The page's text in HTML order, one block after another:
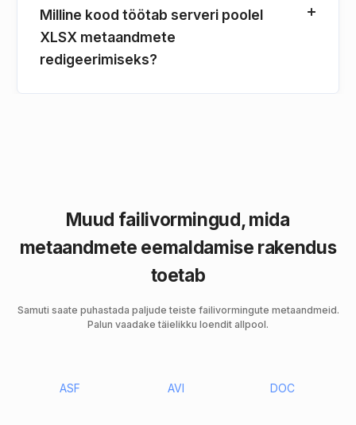
Milline kood töötab serveri poolel
XLSX metaandmete
redigeerimiseks?
Muud failivormingud, mida
metaandmete eemaldamise rakendus
toetab
Samuti saate puhastada paljude teiste failivormingute metaandmeid.
Palun vaadake täielikku loendit allpool.
ASF AVI DOC